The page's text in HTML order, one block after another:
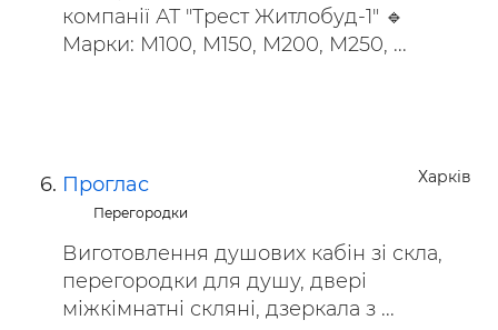
компанії АТ "Трест Житлобуд-1" 🔹
Марки: М100, М150, М200, М250, ...
Харків
Проглас
Перегородки
Виготовлення душових кабін зі скла,
перегородки для душу, двері
міжкімнатні скляні, дзеркала з ...